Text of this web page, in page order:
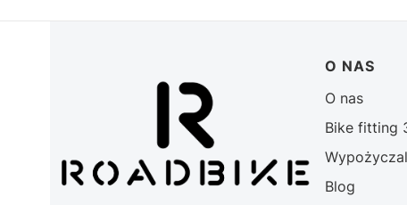
Linki w
O NAS
O nas
Bike fitting
Blog